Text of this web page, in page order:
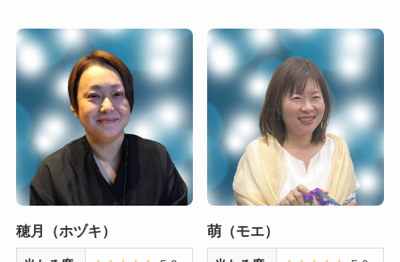
穂月（ホヅキ） 萌（モエ）